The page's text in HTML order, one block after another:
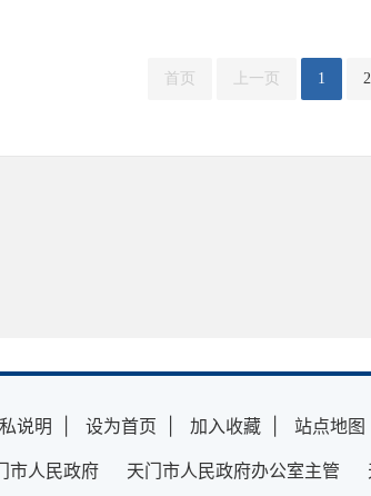
首页 上一页 1 2
说明 设为首页 加入收藏 站点地图
市人民政府 天门市人民政府办公室主管